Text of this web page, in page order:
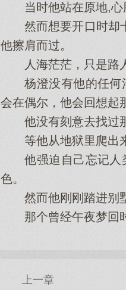
当时他站在原地,心
然而想要开口时却十
他擦肩而过。
人海茫茫，只是路
杨澄没有他的任何消
会在偶尔，他会回想起
他没有刻意去找过那
等他从地狱里爬出来
他强迫自己忘记人类
色。
然而他刚刚踏进别墅
那个曾经午夜梦回时
上一章